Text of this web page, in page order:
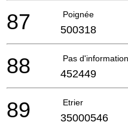
Poignée
87 500318
Pas
88 452449
Etrier
89 35000546